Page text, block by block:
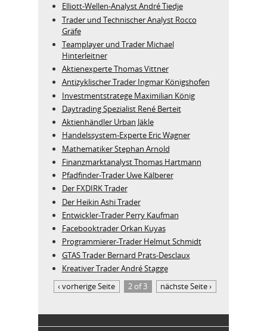
Elliott-Wellen-Analyst André Tiedje
Trader und Technischer Analyst Rocco
Gräfe
Teamplayer und Trader Michael
Hinterleitner
Aktienexperte Thomas Vittner
Antizyklischer Trader Ingmar Königshofen
Investmentstratege Maximilian König
Daytrading Spezialist René Berteit
Aktienhändler Urban Jäkle
Handelssystem-Experte Eric Wagner
Mathematiker Stephan Arnold
Finanzmarktanalyst Thomas Hartmann
Pfadfinder-Trader Uwe Kälberer
Der FXDIRK Trader
Der Heikin Ashi Trader
Entwickler-Trader Perry Kaufman
Facebooktrader Orkan Kuyas
Programmierer-Trader Helmut Schmidt
GTAS Trader Bernard Prats-Desclaux
Kreativer Trader André Stagge
‹ vorherige Seite
2 of 3 nächste Seite ›